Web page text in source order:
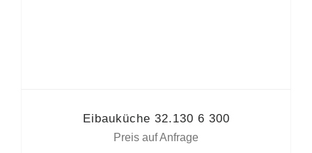
Eibauküche 32.130 6 300
Preis auf Anfrage